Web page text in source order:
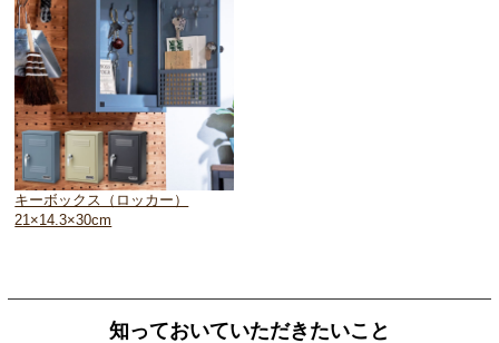
キーボックス（ロッカー）
21×14.3×30cm
知っておいていただきたいこと